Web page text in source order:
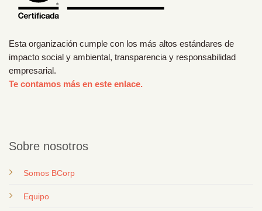
Esta organización cumple con los más altos estándares de
impacto social y ambiental, transparencia y responsabilidad
empresarial.
Te contamos más en este enlace.
Sobre nosotros
Somos BCorp
Equipo